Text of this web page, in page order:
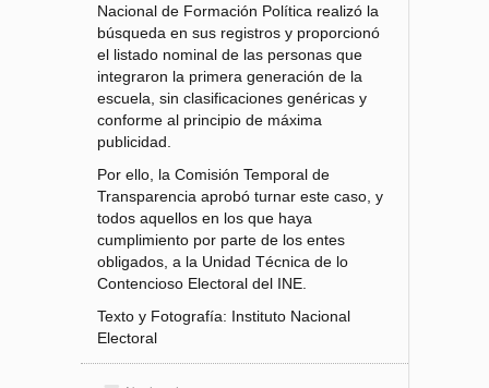
Nacional de Formación Política realizó la
búsqueda en sus registros y proporcionó
el listado nominal de las personas que
integraron la primera generación de la
escuela, sin clasificaciones genéricas y
conforme al principio de máxima
publicidad.
Por ello, la Comisión Temporal de
Transparencia aprobó turnar este caso, y
todos aquellos en los que haya
cumplimiento por parte de los entes
obligados, a la Unidad Técnica de lo
Contencioso Electoral del INE.
Texto y Fotografía: Instituto Nacional
Electoral